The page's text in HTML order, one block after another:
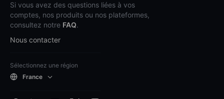
Si vous avez des questions liées à vos
comptes, nos produits ou nos plateformes,
consultez notre FAQ.
Nous contacter
Sélectionnez une région
France